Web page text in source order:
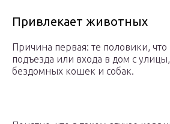
Привлекает животных
Причина первая: те половики, что
подъезда или входа в дом с
бездомных кошек и собак.